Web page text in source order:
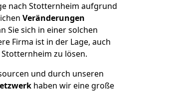
nach Stotternheim aufgrund
Veränderungen
Sie sich in einer solchen
Firma ist in der Lage, auch
zu lösen.
und durch unseren
haben wir eine große